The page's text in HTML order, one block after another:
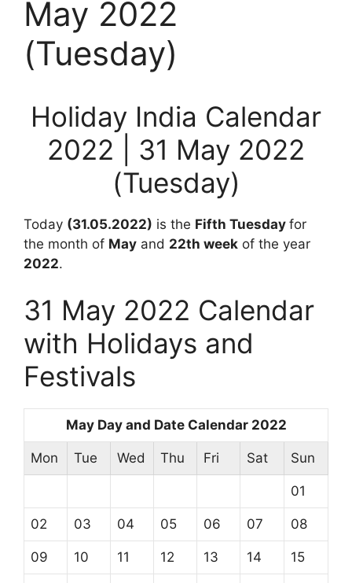
May 2022
(Tuesday)
Holiday India Calendar
2022 | 31 May 2022
(Tuesday)
Today (31.05.2022) is the Fifth Tuesday for
the month of May and 22th week of the year
2022.
31 May 2022 Calendar
with Holidays and
Festivals
May Day and Date Calendar 2022
Mon Tue Wed Thu Fri Sat Sun
01
02 03 04 05 06 07 08
09 10 11 12 13 14 15